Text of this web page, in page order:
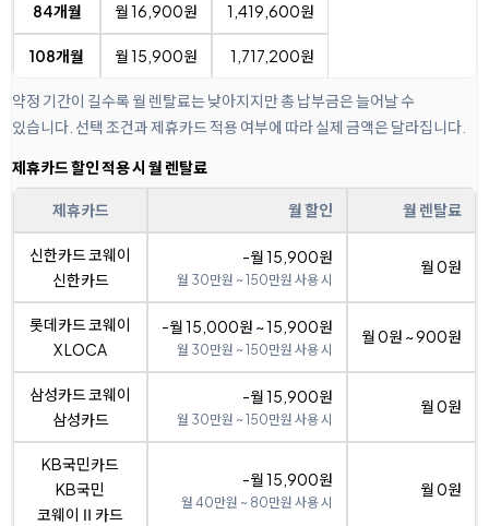
84개월 월 16,900원 1,419,600원
108개월 월 15,900원 1,717,200원
약정 기간이 길수록 월 렌탈료는 낮아지지만 총 납부금은 늘어날 수
있습니다. 선택 조건과 제휴카드 적용 여부에 따라 실제 금액은 달라집니다.
제휴카드 할인 적용 시 월 렌탈료
제휴카드 월 할인 월 렌탈료
신한카드 코웨이
신한카드
-월 15,900원
월 30만원 ~ 150만원 사용 시
월 0원
롯데카드 코웨이
X LOCA
-월 15,000원 ~ 15,900원
월 30만원 ~ 150만원 사용 시
월 0원 ~ 900원
삼성카드 코웨이
삼성카드
-월 15,900원
월 30만원 ~ 150만원 사용 시
월 0원
KB국민카드
KB국민
코웨이Ⅱ카드
-월 15,900원
월 40만원 ~ 80만원 사용 시
월 0원